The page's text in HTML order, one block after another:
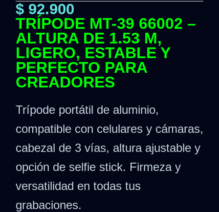
$ 92.900
TRÍPODE MT-39 66002 –
ALTURA DE 1.53 M,
LIGERO, ESTABLE Y
PERFECTO PARA
CREADORES
Trípode portátil de aluminio,
compatible con celulares y cámaras,
cabezal de 3 vías, altura ajustable y
opción de selfie stick. Firmeza y
versatilidad en todas tus
grabaciones.